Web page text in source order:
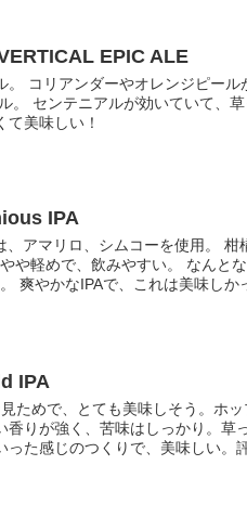
EPIC ALE
。 コリアンダーやオレンジピー
。 センテニアルが効いていて、
て美味しい！
IPA
、アマリロ、シムコーを使用。
や軽めで、飲みやすい。 なんと
爽やかなIPAで、これは美味しか
IPA
ためで、とても美味しそう。ホ
香りが強く、苦味はしっかり。草
った感じのつくりで、美味しい。